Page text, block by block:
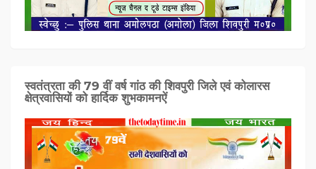
स्वतंत्रता की 79 वीं वर्ष गांठ की शिवपुरी जिले एवं कोलारस
क्षेत्रवासियों को हार्दिक शुभकामनऐं